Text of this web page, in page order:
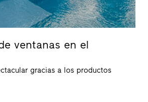
ventanas en el
gracias a los productos